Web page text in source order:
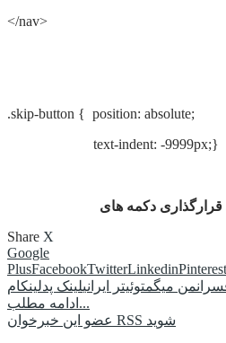
</nav>
.skip-button { position: absolute;
text-indent: -9999px;}
Share X
Google
PlusFacebookTwitterLinkedinPinterest
من میگمتوئیتر ایرانیلینک پدلینکام
ادامه مطلب...
عضو این خبرخوان RSS شوید